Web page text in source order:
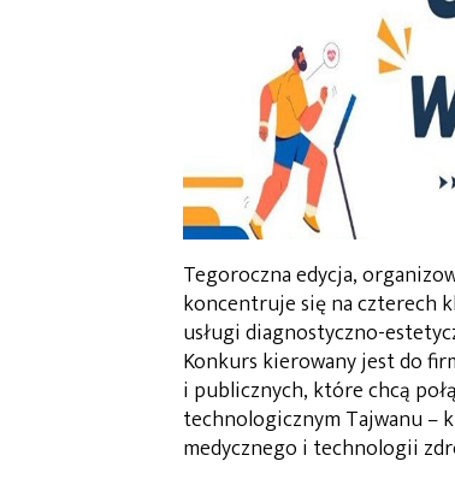
Tegoroczna edycja,
koncentruje się na czterech
usługi diagnostyczno-
Konkurs kierowany jest do
i publicznych, które chcą
technologicznym Tajwanu –
medycznego i technologii